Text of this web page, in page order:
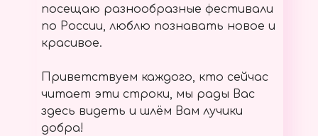
посещаю разнообразные фестивали
по России, люблю познавать новое и
красивое.
Приветствуем каждого, кто сейчас
читает эти строки, мы рады Вас
здесь видеть и шлём Вам лучики
добра!